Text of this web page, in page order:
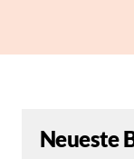
Neueste